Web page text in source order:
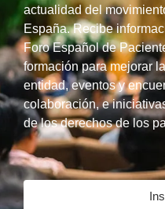
actualidad del
España. Recibe
Foro Español de
formación para mejorar
entidad, eventos y
colaboración, e
de los derechos de los